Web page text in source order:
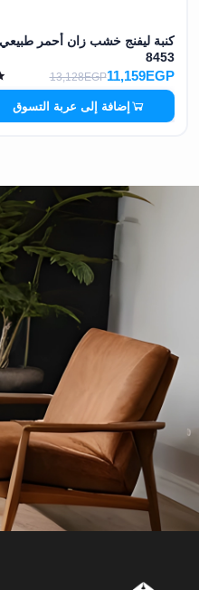
8453
11,159EGP
13,128EGP
إضافة إلى عربة التسوق